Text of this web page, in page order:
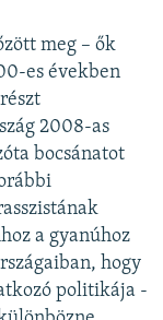
meg – ők
es években
2008-as
bocsánatot
a gyanúhoz
hogy
politikája -